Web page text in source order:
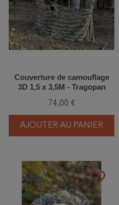
Couverture de camouflage
3D 1,5 x 3,5M - Tragopan
74,00 €
AJOUTER AU PANIER
favorite_border